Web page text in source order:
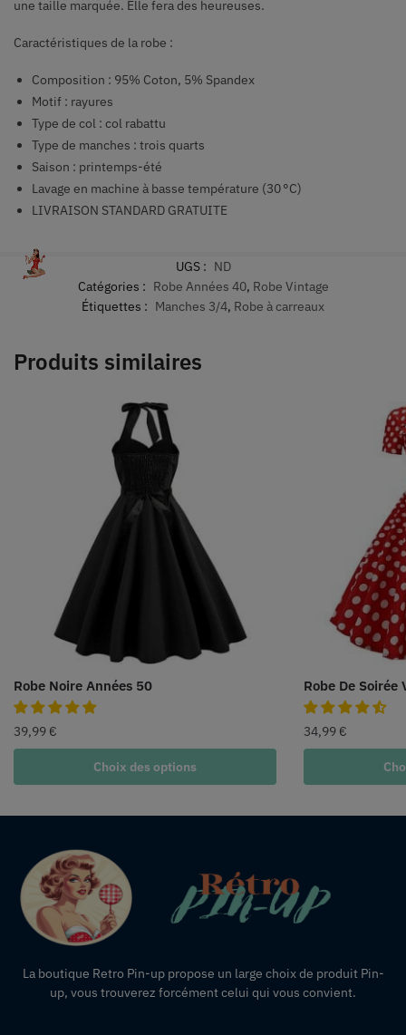
une taille marquée. Elle fera des heureuses.
Caractéristiques de la robe :
Composition : 95% Coton, 5% Spandex
Motif : rayures
Type de col : col rabattu
Type de manches : trois quarts
Saison : printemps-été
Lavage en machine à basse température (30 °C)
LIVRAISON STANDARD GRATUITE
UGS : ND
Catégories : Robe Années 40, Robe Vintage
Étiquettes : Manches 3/4, Robe à carreaux
Produits similaires
Robe Noire Années 50
39,99 €
Choix des options
Robe De
34,99 €
La boutique Retro Pin-up propose un large choix de produit Pin-
up, vous trouverez forcément celui qui vous convient.